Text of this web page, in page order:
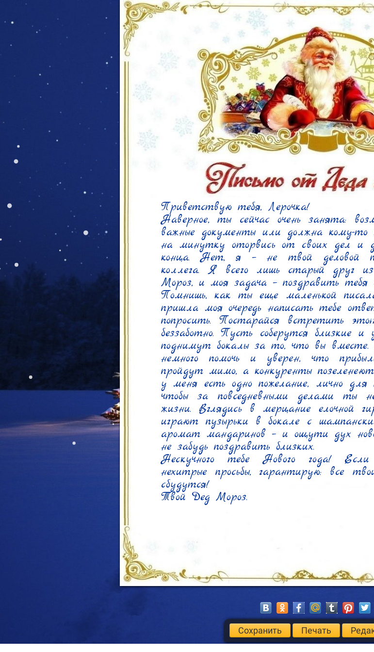
Приветствую тебя, Лерочка!
Наверное, ты сейчас очень занята:
важные документы или должна кому-то
на минутку оторвись от своих дел и
конца. Нет, я – не твой деловой
коллега. Я всего лишь старый друг
Мороз, и моя задача – поздравить
Помнишь, как ты еще маленькой
пришла моя очередь написать тебе
попросить. Постарайся встретить
беззаботно. Пусть соберутся близкие
поднимут бокалы за то, что вы
немного помочь и уверен, что
пройдут мимо, а конкуренты
у меня есть одно пожелание, лично для
чтобы за повседневными делами ты
жизни. Вглядись в мерцание елочной
играют пузырьки в бокале с
аромат мандаринов – и ощути дух
не забудь поздравить близких.
Нескучного тебе Нового года!
нехитрые просьбы, гарантирую: все
сбудутся!
Твой Дед Мороз.
Сохранить Печать